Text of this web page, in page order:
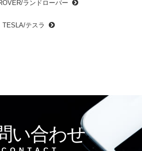
ランドローバー
TESLA/テスラ
い合わせ